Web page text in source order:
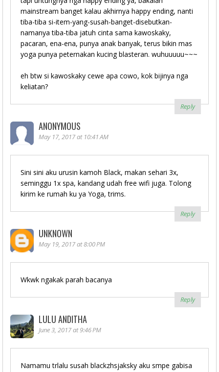
mainstream banget kalau akhirnya happy ending, nanti
tiba-tiba si-item-yang-susah-banget-disebutkan-
namanya tiba-tiba jatuh cinta sama kawoskaky,
pacaran, ena-ena, punya anak banyak, terus bikin mas
yoga punya peternakan kucing blasteran. wuhuuuuu~~~
eh btw si kawoskaky cewe apa cowo, kok bijinya nga
keliatan?
Reply
ANONYMOUS
May 17, 2017 at 10:41 AM
Sini sini aku urusin kamoh Black, makan sehari 3x,
seminggu 1x spa, kandang udah free wifi juga. Tolong
kirim ke rumah ku ya Yoga, trims.
Reply
UNKNOWN
May 19, 2017 at 8:00 PM
Wkwk ngakak parah bacanya
Reply
LULU ANDITHA
June 3, 2017 at 9:46 PM
Namamu trlalu susah blackzhsjaksky aku smpe gabisa